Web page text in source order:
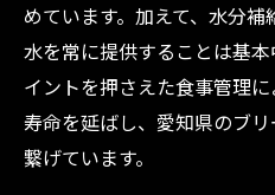
めています。加えて、水分
水を常に提供することは基
イントを押さえた食事管理
寿命を延ばし、愛知県のブ
繋げています。